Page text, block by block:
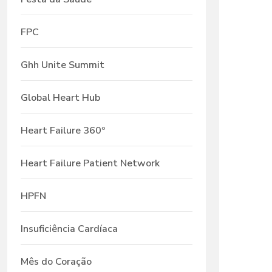
FPC
Ghh Unite Summit
Global Heart Hub
Heart Failure 360º
Heart Failure Patient Network
HPFN
Insuficiência Cardíaca
Mês do Coração